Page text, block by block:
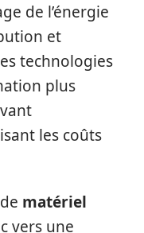
de l’énergie
et
technologies
plus
les coûts
matériel
vers une